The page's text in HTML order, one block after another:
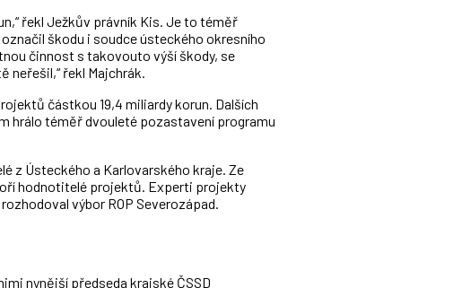
řekl Ježkův právník Kis. Je to téměř
škodu i soudce ústeckého okresního
činnost s takovouto výší škody, se
neřešil,“ řekl Majchrák.
částkou 19,4 miliardy korun. Dalších
hrálo téměř dvouleté pozastavení programu
z Ústeckého a Karlovarského kraje. Ze
hodnotitelé projektů. Experti projekty
výbor ROP Severozápad.
nynější předseda krajské ČSSD